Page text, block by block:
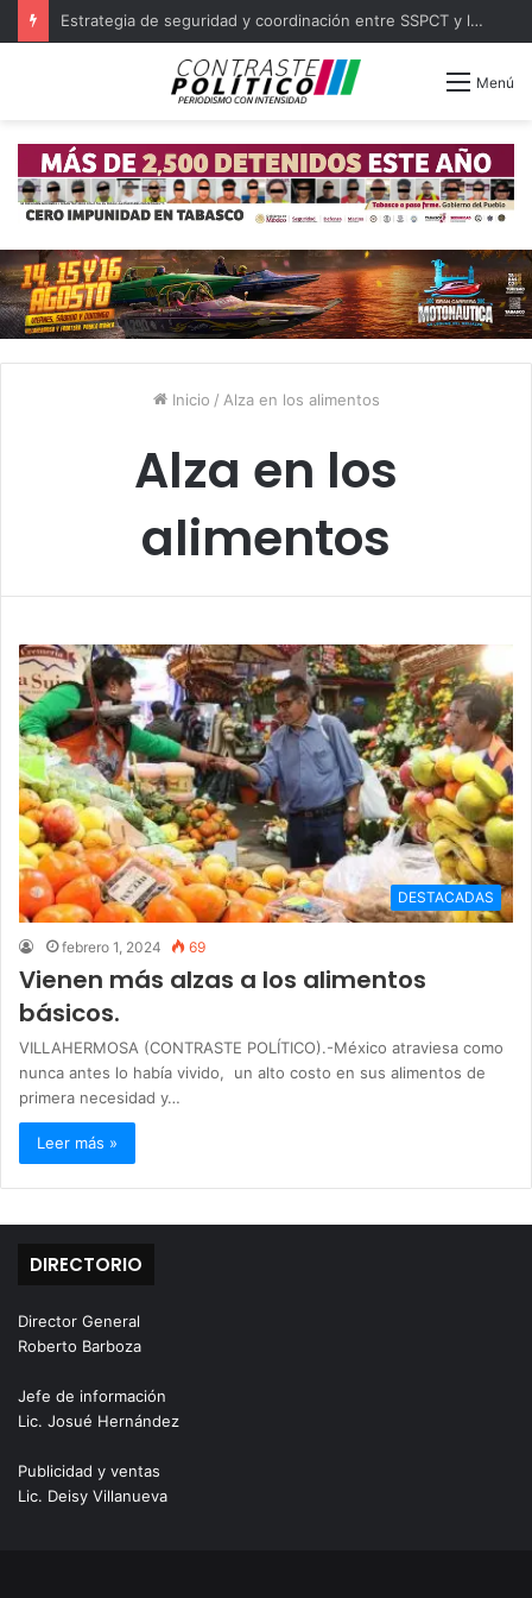
Estrategia de seguridad y coordinación entre SSPCT y las 16 policías municipales de Tabasco
Menú
Inicio / Alza en los alimentos
Alza en los
alimentos
DESTACADAS
febrero 1, 2024 69
Vienen más alzas a los alimentos
básicos.
VILLAHERMOSA (CONTRASTE POLÍTICO).-México atraviesa como
nunca antes lo había vivido, un alto costo en sus alimentos de
primera necesidad y…
Leer más »
DIRECTORIO
Director General
Roberto Barboza
Jefe de información
Lic. Josué Hernández
Publicidad y ventas
Lic. Deisy Villanueva